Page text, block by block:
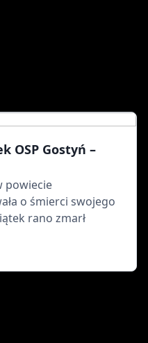
OSP Gostyń –
powiecie
o śmierci swojego
rano zmarł